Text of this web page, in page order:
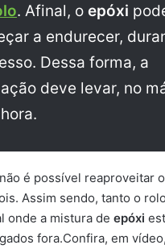
. Afinal, o epóxi
a endurecer,
Dessa forma, a
deve levar, no
é possível reaproveitar
Assim sendo, tanto o
onde a mistura de epóxi
fora.Confira, em